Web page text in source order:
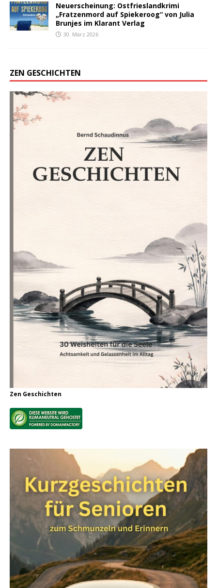
Neuerscheinung: Ostfrieslandkrimi
„Fratzenmord auf Spiekeroog“ von Julia
Brunjes im Klarant Verlag
30. März 2026
ZEN GESCHICHTEN
Zen Geschichten